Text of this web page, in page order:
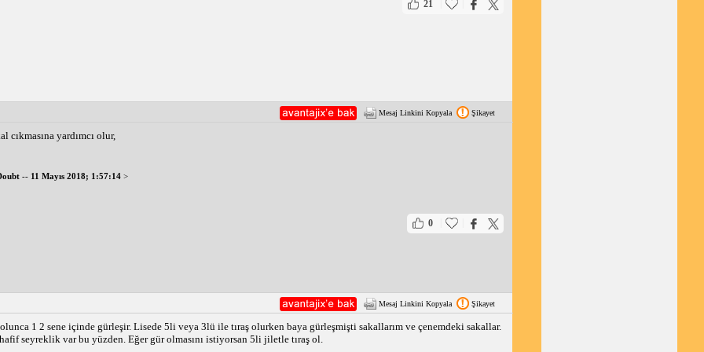
bir doktora başvurmanız önerilir. Altta yatan herhangi bir sağlık sorununun olup21
Mesaj Linkini Kopyala Şikayet
cıkmasına yardımcı olur,
-- 11 Mayıs 2018; 1:57:14 >
0
Mesaj Linkini Kopyala Şikayet
1 2 sene içinde gürleşir. Lisede 5li veya 3lü ile tıraş olurken baya gürleşmişti sakallarım ve çenemdeki sakallar.
seyreklik var bu yüzden. Eğer gür olmasını istiyorsan 5li jiletle tıraş ol.